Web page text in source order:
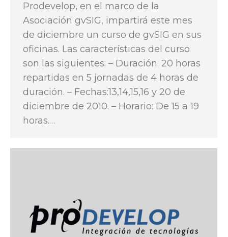
Prodevelop, en el marco de la
Asociación gvSIG, impartirá este mes
de diciembre un curso de gvSIG en sus
oficinas. Las características del curso
son las siguientes: – Duración: 20 horas
repartidas en 5 jornadas de 4 horas de
duración. – Fechas:13,14,15,16 y 20 de
diciembre de 2010. – Horario: De 15 a 19
horas.…